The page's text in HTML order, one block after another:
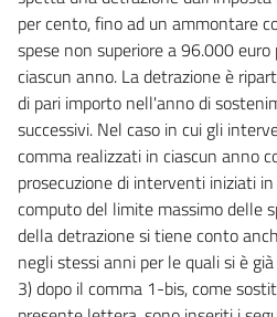
per cento, fino ad un ammontare
spese non superiore a 96.000
ciascun anno. La detrazione è
di pari importo nell'anno di
successivi. Nel caso in cui gli
comma realizzati in ciascun anno
prosecuzione di interventi iniziati
computo del limite massimo delle
della detrazione si tiene conto
negli stessi anni per le quali si è
3) dopo il comma 1-bis, come